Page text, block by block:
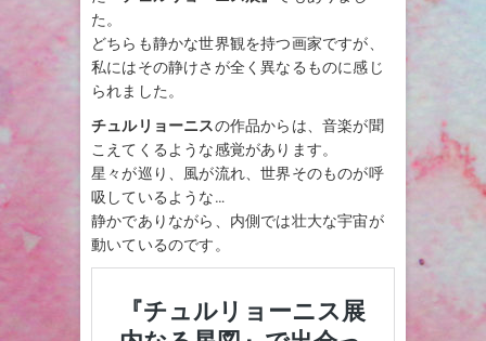
た。
どちらも静かな世界観を持つ画家ですが、
私にはその静けさが全く異なるものに感じ
られました。
チュルリョーニスの作品からは、音楽が聞
こえてくるような感覚があります。
星々が巡り、風が流れ、世界そのものが呼
吸しているような…
静かでありながら、内側では壮大な宇宙が
動いているのです。